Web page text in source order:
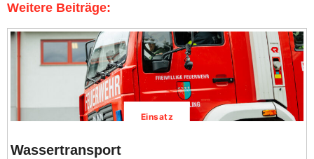
Weitere Beiträge:
Einsatz
Wassertransport